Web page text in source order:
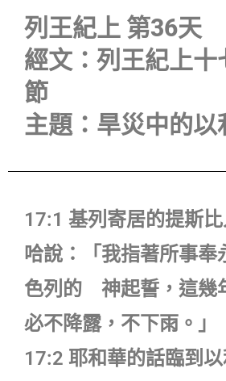
器列王紀上 第36天
經文：列王紀上
節
主題：旱災中的以
17:1 基列寄居的提斯
哈說：「我指著所事
色列的 神起誓，這幾
必不降露，不下雨。」
17:2 耶和華的話臨到以